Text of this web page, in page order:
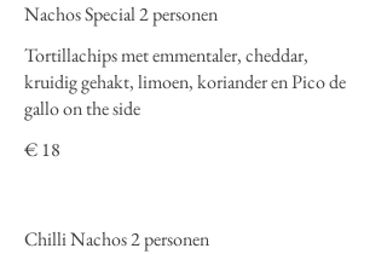
Nachos Special 2 personen
Tortillachips met emmentaler, cheddar,
kruidig gehakt, limoen, koriander en Pico de
gallo on the side
€ 18
Chilli Nachos 2 personen